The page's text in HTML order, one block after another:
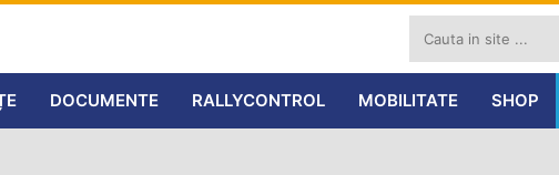
DOCUMENTE RALLYCONTROL MOBILITATE SHOP